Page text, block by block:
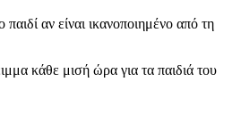
αν είναι ικανοποιημένο από τη
κάθε μισή ώρα για τα παιδιά του